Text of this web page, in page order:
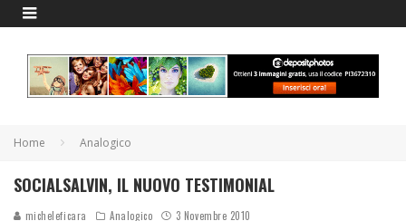
Home Analogico
SOCIALSALVIN, IL NUOVO TESTIMONIAL
micheleficara Analogico 3 Novembre 2010